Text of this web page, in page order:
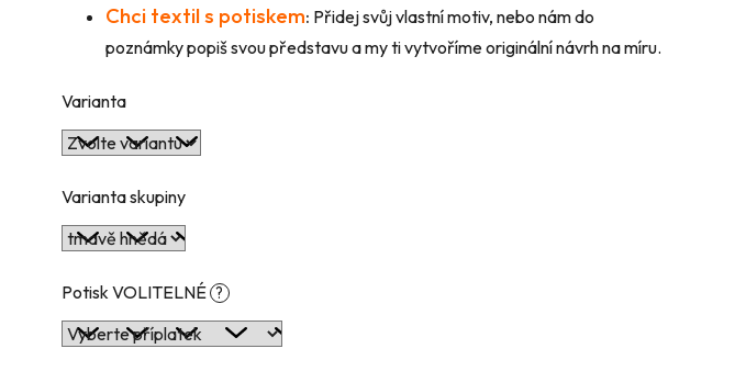
Chci textil s potiskem: Přidej svůj vlastní motiv, nebo nám do
poznámky popiš svou představu a my ti vytvoříme originální návrh na míru.
Varianta
Varianta skupiny
Potisk VOLITELNÉ ?